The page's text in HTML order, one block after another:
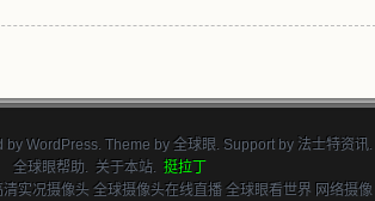
by WordPress. Theme by 全球眼. Support by 法士特资讯.
全球眼帮助. 关于本站. 挺拉丁
实况摄像头 全球摄像头在线直播 全球眼看世界 网络摄像